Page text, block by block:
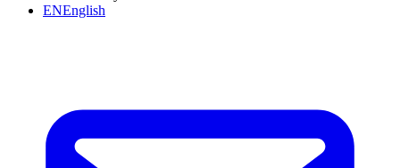
ENEnglish